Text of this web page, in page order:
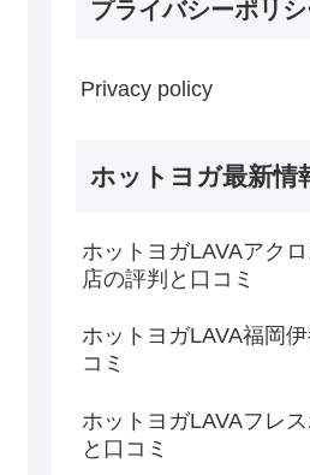
プライバシーポリ
Privacy policy
ホットヨガ最新情
ホットヨガLAVAアク
店の評判と口コミ
ホットヨガLAVA福岡
コミ
ホットヨガLAVAフレ
と口コミ